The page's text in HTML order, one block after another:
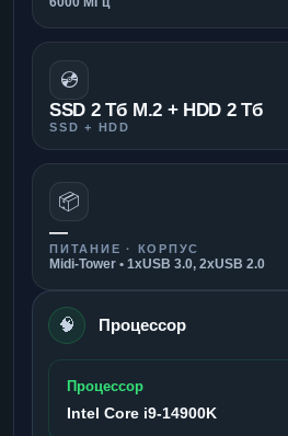
💿
SSD 2 Тб M.2 + HDD 2 Тб
SSD + HDD
📦
—
ПИТАНИЕ · КОРПУС
Midi-Tower • 1xUSB 3.0, 2xUSB 2.0
🧠 Процессор
Процессор
Intel Core i9-14900K